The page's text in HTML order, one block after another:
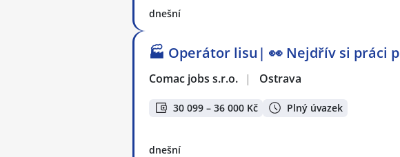
dnešní
🏭 Operátor lisu| 👀 Nejdřív si práci
Comac jobs s.r.o. | Ostrava
30 099 – 36 000 Kč Plný úvazek
dnešní